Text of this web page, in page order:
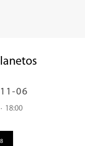
06
· 18:00
8